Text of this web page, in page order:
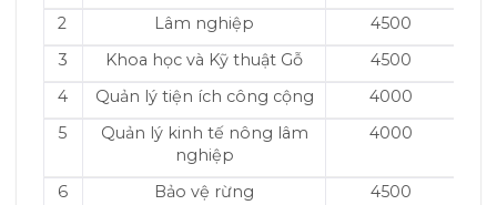
2
Lâm nghiệp
4500
3
Khoa học và Kỹ thuật Gỗ
4500
4
Quản lý tiện ích công cộng
4000
5
Quản lý kinh tế nông lâm
nghiệp
4000
6 Bảo vệ rừng
4500